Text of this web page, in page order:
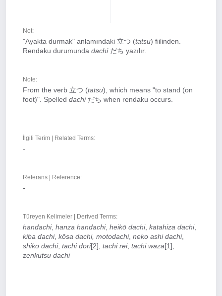
Not:
"Ayakta durmak" anlamındaki 立つ (tatsu) fiilinden.
Rendaku durumunda dachiだち yazılır.
Note:
From the verb 立つ (tatsu), which means "to stand (on
foot)". Spelled dachiだち when rendaku occurs.
İlgili Terim | Related Terms:
-
Referans | Reference:
-
Türeyen Kelimeler | Derived Terms:
handachi, hanza handachi, heikō dachi, katahiza dachi,
kiba dachi, kōsa dachi, motodachi, neko ashi dachi,
shiko dachi, tachi dori[2], tachi rei, tachi waza[1],
zenkutsu dachi